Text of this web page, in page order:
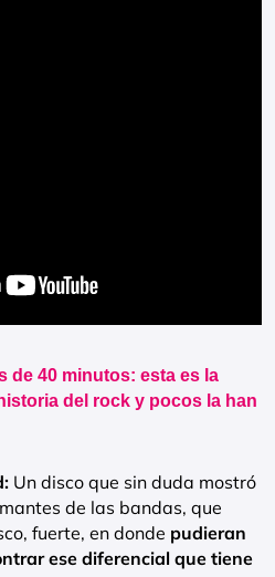
de 40 minutos: esta es la
del rock y pocos la han
Un disco que sin duda mostró
de las bandas, que
fuerte, en donde pudieran
ese diferencial que tiene